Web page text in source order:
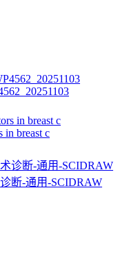
in breast c
断-通用-SCIDRAW